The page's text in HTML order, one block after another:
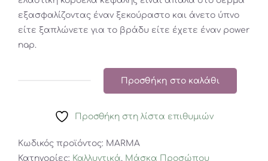
εξασφαλίζοντας έναν ξεκούραστο και άνετο ύπνο
είτε ξαπλώνετε για το βράδυ είτε έχετε έναν power
nap.
MASK
Προσθήκη στο καλάθι
Προσθήκη στη λίστα επιθυμιών
Κωδικός προϊόντος: MARMA
Κατηγορίες: Καλλυντικά, Μάσκα Προσώπου